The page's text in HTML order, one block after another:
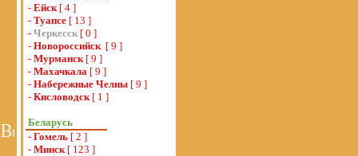
- Ейск[ 4 ]
- Туапсе [ 13 ]
- Черкесск [ 0 ]
- Новороссийск [ 9 ]
- Мурманск[ 9 ]
- Махачкала [ 9 ]
- Набережные Челны [ 9 ]
- Кисловодск[ 1 ]
Беларусь
- Гомель [ 2 ]
- Минск[ 123 ]